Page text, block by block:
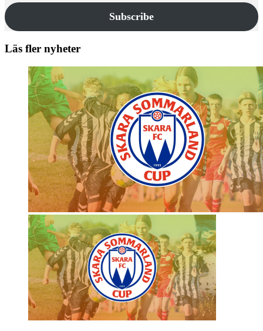
Subscribe
Läs fler nyheter